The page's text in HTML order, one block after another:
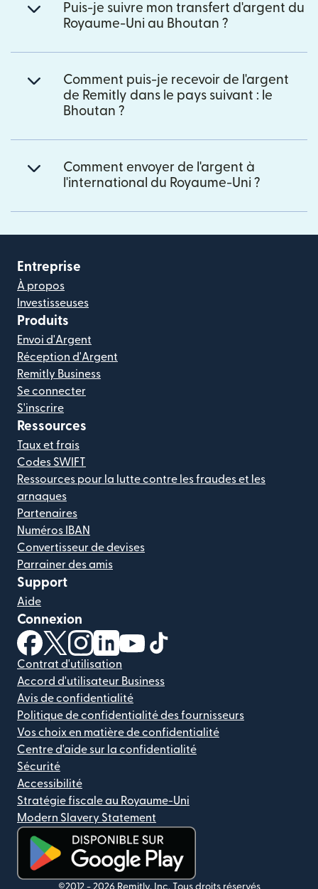
Puis-je suivre mon transfert d'argent du
Royaume-Uni au Bhoutan ?
Comment puis-je recevoir de l'argent
de Remitly dans le pays suivant : le
Bhoutan ?
Comment envoyer de l'argent à
l'international du Royaume-Uni ?
Entreprise
À propos
Investisseuses
Produits
Envoi d'Argent
Réception d'Argent
Remitly Business
Se connecter
S'inscrire
Ressources
Taux et frais
Codes SWIFT
Ressources pour la lutte contre les fraudes et les
arnaques
Partenaires
Numéros IBAN
Convertisseur de devises
Parrainer des amis
Support
Aide
Connexion
(s'ouvre dans une nouvelle fenêtre)
(s'ouvre dans une nouvelle fenêtre)
(s'ouvre dans une nouvelle fenêtre)
(s'ouvre dans une nouvelle fenêtre)
(s'ouvre dans une nouvelle
Contrat d'utilisation
Accord d'utilisateur Business
Avis de confidentialité
Politique de confidentialité des fournisseurs
Vos choix en matière de confidentialité
Centre d'aide sur la confidentialité
Sécurité
Accessibilité
Stratégie fiscale au Royaume-Uni
Modern Slavery Statement
©2012 - 2026 Remitly, Inc. Tous droits réservés